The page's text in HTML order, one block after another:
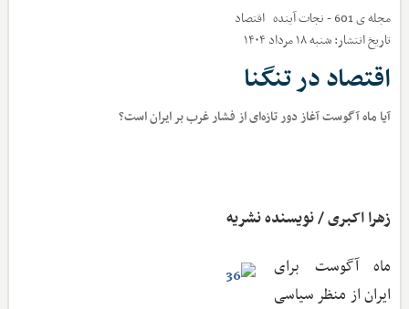
مجله ی 601 - نجات آینده
اقتصاد
تاریخ انتشار:شنبه ۱۸ مرداد ۱۴۰۴
اقتصاد در تنگنا
آیا ماه آگوست آغاز دور تازه‌ای از فشار غرب بر ایران است؟
زهرا اکبری / نویسنده نشریه
ماه آگوست برای
ایران از منظر سیاسی